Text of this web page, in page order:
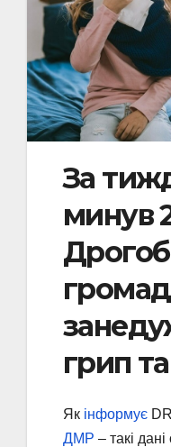
За
минув
грип
Як інформує
ДМР – такі